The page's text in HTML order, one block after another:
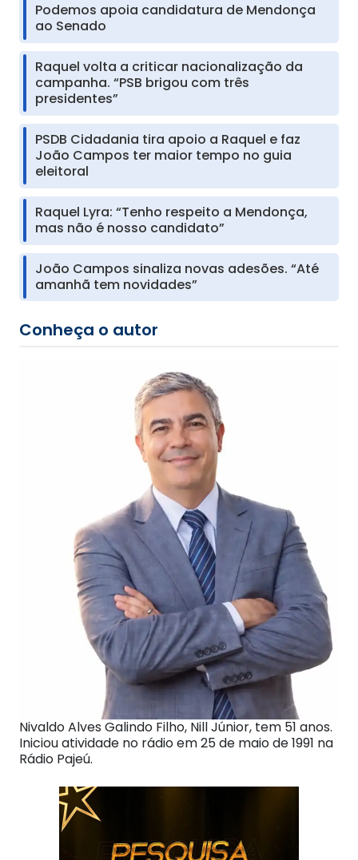
Podemos apoia candidatura de Mendonça
ao Senado
Raquel volta a criticar nacionalização da
campanha. “PSB brigou com três
presidentes”
PSDB Cidadania tira apoio a Raquel e faz
João Campos ter maior tempo no guia
eleitoral
Raquel Lyra: “Tenho respeito a Mendonça,
mas não é nosso candidato”
João Campos sinaliza novas adesões. “Até
amanhã tem novidades”
Conheça o autor
Nivaldo Alves Galindo Filho, Nill Júnior, tem 51 anos.
Iniciou atividade no rádio em 25 de maio de 1991 na
Rádio Pajeú.